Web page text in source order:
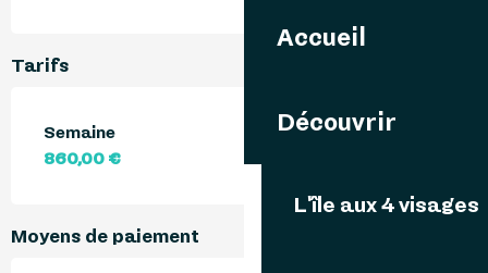
Accueil
Découvrir
L'île aux 4 visages
Tarifs
Semaine
860,00 €
Moyens de paiement